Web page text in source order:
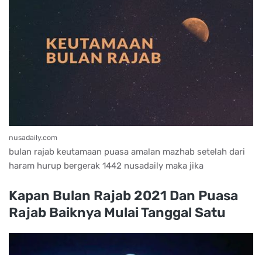
nusadaily.com
bulan rajab keutamaan puasa amalan mazhab setelah dari
haram hurup bergerak 1442 nusadaily maka jika
Kapan Bulan Rajab 2021 Dan Puasa
Rajab Baiknya Mulai Tanggal Satu